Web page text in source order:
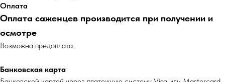
Оплата
Оплата саженцев производится при получении и
осмотре
Возможна предоплата.
Банковская карта